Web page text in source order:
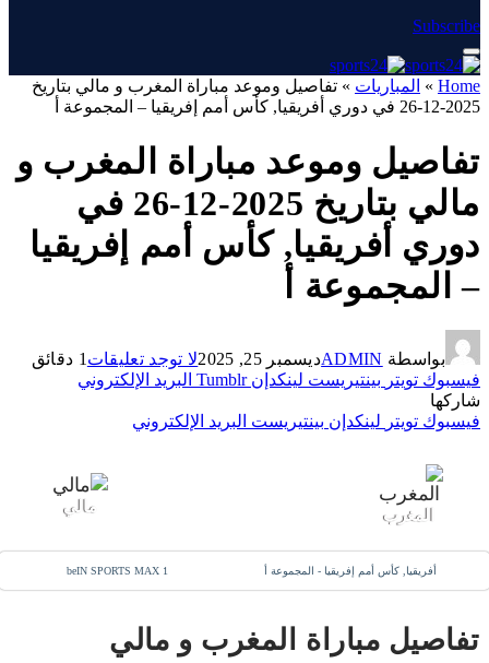
Subscribe
Home
» المباريات» تفاصيل وموعد مباراة المغرب و مالي بتاريخ
2025-12-26 في دوري أفريقيا, كأس أمم إفريقيا – المجموعة أ
تفاصيل وموعد مباراة المغرب و
مالي بتاريخ 2025-12-26 في
دوري أفريقيا, كأس أمم إفريقيا
– المجموعة أ
بواسطة ADMINديسمبر 25, 2025 لا توجد تعليقات1 دقائق
فيسبوك تويتر بينتيريست لينكدإن Tumblr
البريد الإلكتروني
شاركها
فيسبوك تويتر لينكدإن بينتيريست البريد الإلكتروني
المغرب مالي
أفريقيا, كأس أمم إفريقيا - المجموعة أ beIN SPORTS MAX 1
تفاصيل مباراة المغرب و مالي